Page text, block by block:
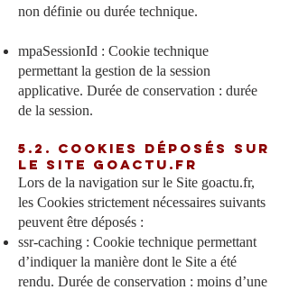
non définie ou durée technique.
mpaSessionId : Cookie technique
permettant la gestion de la session
applicative. Durée de conservation : durée
de la session.
5.2. Cookies déposés sur
le Site goactu.fr
Lors de la navigation sur le Site goactu.fr,
les Cookies strictement nécessaires suivants
peuvent être déposés :
ssr-caching : Cookie technique permettant
d’indiquer la manière dont le Site a été
rendu. Durée de conservation : moins d’une